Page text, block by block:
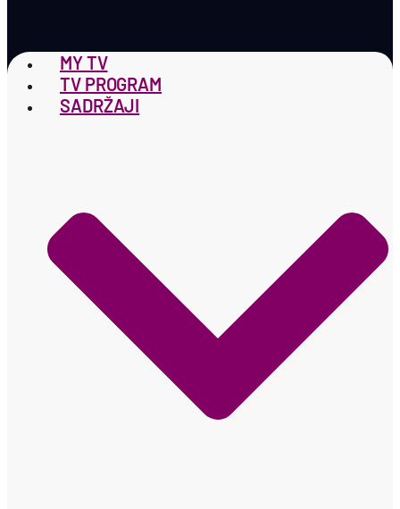
MY TV
TV PROGRAM
SADRŽAJI